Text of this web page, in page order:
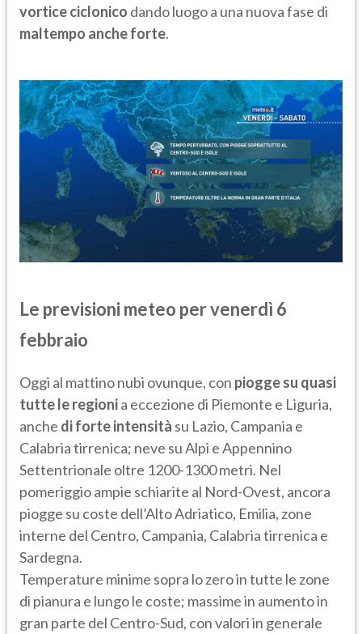
vortice ciclonico dando luogo a una nuova fase di
maltempo anche forte.
Le previsioni meteo per venerdì 6
febbraio
Oggi al mattino nubi ovunque, con piogge su quasi
tutte le regionia eccezione di Piemonte e Liguria,
anche di forte intensità su Lazio, Campania e
Calabria tirrenica; neve su Alpi e Appennino
Settentrionale oltre 1200-1300 metri. Nel
pomeriggio ampie schiarite al Nord-Ovest, ancora
piogge su coste dell’Alto Adriatico, Emilia, zone
interne del Centro, Campania, Calabria tirrenica e
Sardegna.
Temperature minime sopra lo zero in tutte le zone
di pianura e lungo le coste; massime in aumento in
gran parte del Centro-Sud, con valori in generale